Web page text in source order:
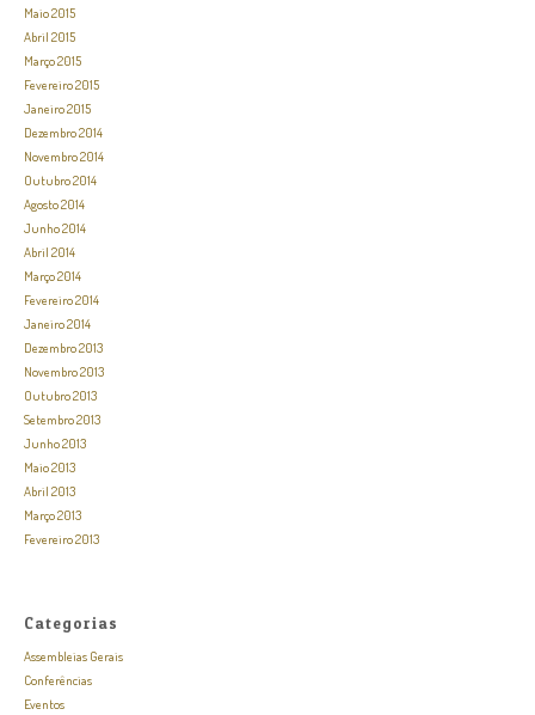
Maio 2015
Abril 2015
Março 2015
Fevereiro 2015
Janeiro 2015
Dezembro 2014
Novembro 2014
Outubro 2014
Agosto 2014
Junho 2014
Abril 2014
Março 2014
Fevereiro 2014
Janeiro 2014
Dezembro 2013
Novembro 2013
Outubro 2013
Setembro 2013
Junho 2013
Maio 2013
Abril 2013
Março 2013
Fevereiro 2013
Categorias
Assembleias Gerais
Conferências
Eventos